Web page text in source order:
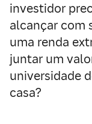
investidor
alcançar com
uma renda
juntar um
universidade
casa?